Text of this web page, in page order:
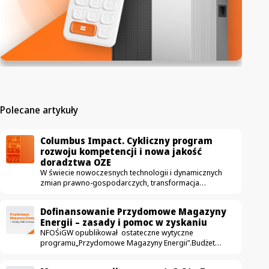
Polecane artykuły
Columbus Impact. Cykliczny program
rozwoju kompetencji i nowa jakość
doradztwa OZE
W świecie nowoczesnych technologii i dynamicznych
zmian prawno-gospodarczych, transformacja
bezkompromisowej merytoryki. W Columbus Energy
doskonale wiemy, że era zwykłej sprzedaży paneli
bezpowrotnie minęła. Dzisiejszy klient szuka partnera
biznesowego, który potrafi precyzyjnie zoptymalizować
Dofinansowanie Przydomowe Magazyny
Energii – zasady i pomoc w zyskaniu
NFOŚiGW opublikował ostateczne wytyczne
programu„Przydomowe Magazyny Energii”.Budżet